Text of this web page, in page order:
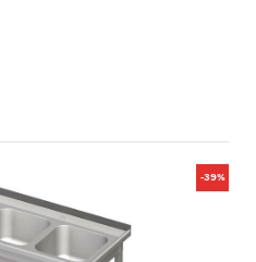
-39%